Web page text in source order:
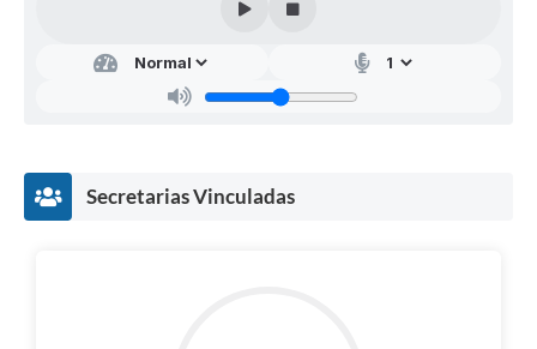
Secretarias Vinculadas